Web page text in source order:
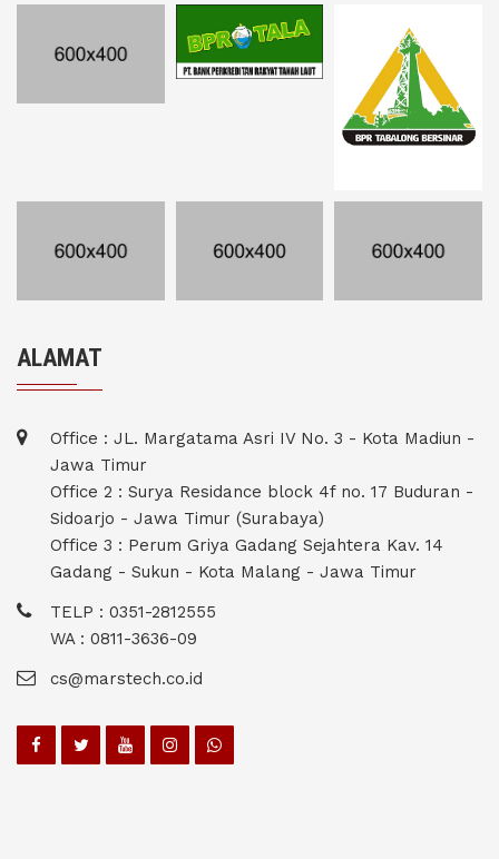
ALAMAT
Office : JL. Margatama Asri IV No. 3 - Kota Madiun -
Jawa Timur
Office 2 : Surya Residance block 4f no. 17 Buduran -
Sidoarjo - Jawa Timur (Surabaya)
Office 3 : Perum Griya Gadang Sejahtera Kav. 14
Gadang - Sukun - Kota Malang - Jawa Timur
TELP : 0351-2812555
WA : 0811-3636-09
cs@marstech.co.id